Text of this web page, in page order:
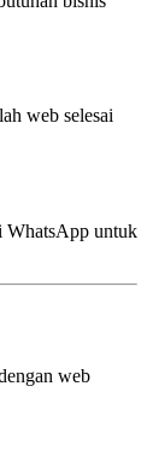
web selesai
WhatsApp untuk
web